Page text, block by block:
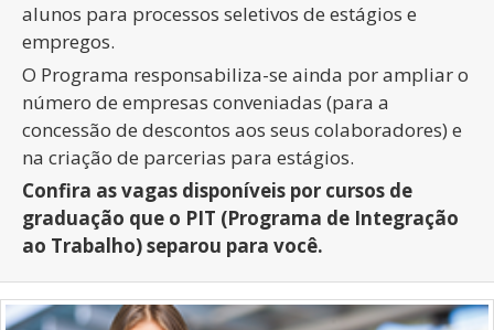
alunos para processos seletivos de estágios e
empregos.
O Programa responsabiliza-se ainda por ampliar o
número de empresas conveniadas (para a
concessão de descontos aos seus colaboradores) e
na criação de parcerias para estágios.
Confira as vagas disponíveis por cursos de
graduação que o PIT (Programa de Integração
ao Trabalho) separou para você.